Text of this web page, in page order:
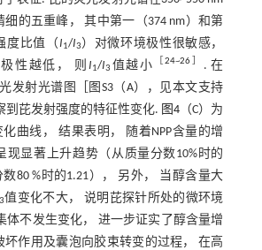
的五重峰， 其中第一（374 nm）和第
度比值（I1/I3）对微环境极性很敏感，
性越低， 则I1/I3 值越小 ［24~26］
. 在
光发射光谱图［图S3（A），见本文支持
到芘发射强度的特征性变化. 图4 （C）为
曲线， 结果表明， 随着NPP含量的增
现显著上升趋势（从质量分数10%时的
80 %时的1.21）， 另外， 当醇含量大
3值变化不大， 说明芘探针所处的微环境
体不发生变化， 进一步证实了醇含量增
坏作用及囊泡向胶束转变的过程， 在高